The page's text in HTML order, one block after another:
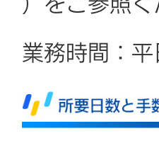
業務時間：